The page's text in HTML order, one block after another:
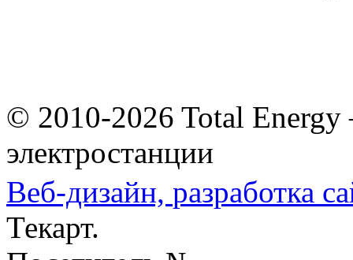
© 2010-2026 Total
электростанции
Веб-дизайн, разработка
Текарт.